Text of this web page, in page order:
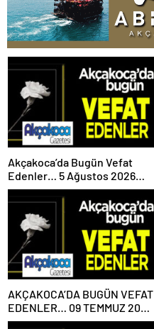
Akçakoca’da Bugün Vefat
Edenler… 5 Ağustos 2026
Çarşamba
AKÇAKOCA’DA BUGÜN VEFAT
EDENLER… 09 TEMMUZ 2026
PERŞEMBE